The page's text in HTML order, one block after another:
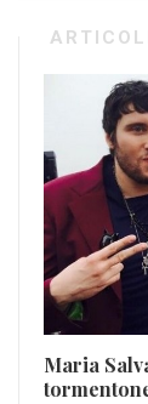
Maria